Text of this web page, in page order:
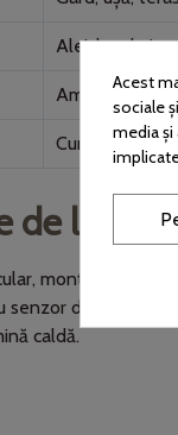
Alei, borduri,
Ambient,
Curte, intrare,
loc
montaj fără
de mișcare.
caldă.
Acest
sociale
media